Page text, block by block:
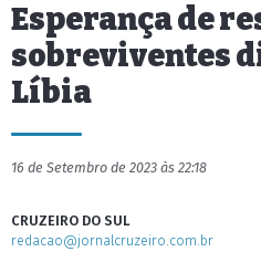
Esperança de
sobreviventes
Líbia
16 de Setembro de 2023 às 22:18
CRUZEIRO DO SUL
redacao@jornalcruzeiro.com.br